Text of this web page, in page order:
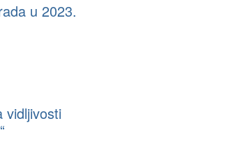
u 2023.
vidljivosti